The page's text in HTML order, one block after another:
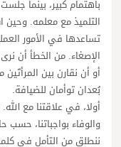
باهتمام كبير، بينما
التلميذ مع معلمه.
تساعدها في الأمور
الإصغاء. من الخطأ أن
أو أن نقارن بين
بُعدان توأمان للضيافة.
أولا، في علاقتنا مع
والوفاء بواجباتنا،
ننطلق من التأمل في